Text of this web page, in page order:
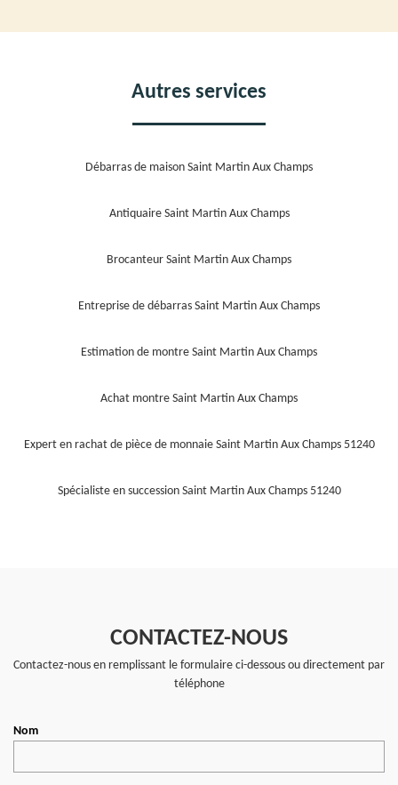
Autres services
Débarras de maison Saint Martin Aux Champs
Antiquaire Saint Martin Aux Champs
Brocanteur Saint Martin Aux Champs
Entreprise de débarras Saint Martin Aux Champs
Estimation de montre Saint Martin Aux Champs
Achat montre Saint Martin Aux Champs
Expert en rachat de pièce de monnaie Saint Martin Aux Champs 51240
Spécialiste en succession Saint Martin Aux Champs 51240
CONTACTEZ-NOUS
Contactez-nous en remplissant le formulaire ci-dessous ou directement par
téléphone
Nom